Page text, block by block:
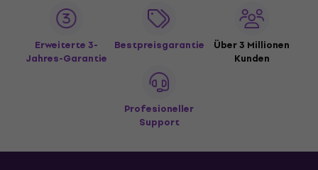
Erweiterte 3-
Jahres-Garantie
Bestpreisgarantie
Über 3 Millionen
Kunden
Profesioneller
Support